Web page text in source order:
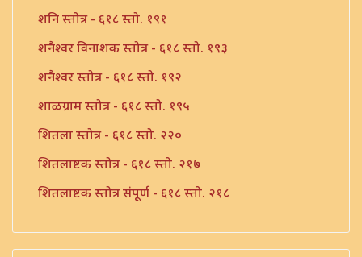
शनि स्तोत्र - ६१८ स्तो. १९१
शनैश्वर विनाशक स्तोत्र - ६१८ स्तो. १९३
शनैश्वर स्तोत्र - ६१८ स्तो. १९२
शाळग्राम स्तोत्र - ६१८ स्तो. १९५
शितला स्तोत्र - ६१८ स्तो. २२०
शितलाष्टक स्तोत्र - ६१८ स्तो. २१७
शितलाष्टक स्तोत्र संपूर्ण - ६१८ स्तो. २१८
शिव शिव शिवशंभो श्री महादेव - ६१८ स्तो. १९६